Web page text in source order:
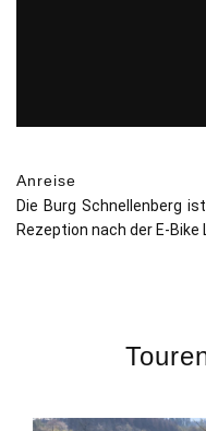
Anreise
Die Burg Schnellenberg
Rezeption nach der E-Bike